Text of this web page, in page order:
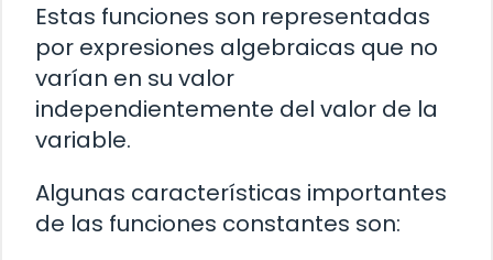
Estas funciones son representadas
por expresiones algebraicas que no
varían en su valor
independientemente del valor de la
variable.
Algunas características importantes
de las funciones constantes son: